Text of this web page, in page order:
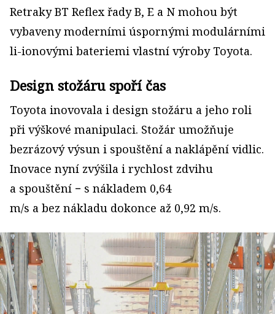
Retraky BT Reflex řady B, E a N mohou být
vybaveny moderními úspornými modulárními
li-ionovými bateriemi vlastní výroby Toyota.
Design stožáru spoří čas
Toyota inovovala i design stožáru a jeho roli
při výškové manipulaci. Stožár umožňuje
bezrázový výsun i spouštění a naklápění vidlic.
Inovace nyní zvýšila i rychlost zdvihu
a spouštění − s nákladem 0,64
m/s a bez nákladu dokonce až 0,92 m/s.